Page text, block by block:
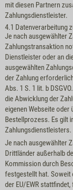
mit diesen Partnern
Zahlungsdienstleister.
4.1 Datenverarbeitung
Je nach ausgewählter
Zahlungstransaktion
Dienstleister oder an
ausgewählten
der Zahlung
Abs. 1 S. 1 lit. b
die Abwicklung der
eigenen Webseite oder
Bestellprozess. Es gilt
Zahlungsdienstleisters.
Je nach ausgewählter
Drittländer außerhalb
Kommission durch
festgestellt hat. Soweit
der EU/EWR